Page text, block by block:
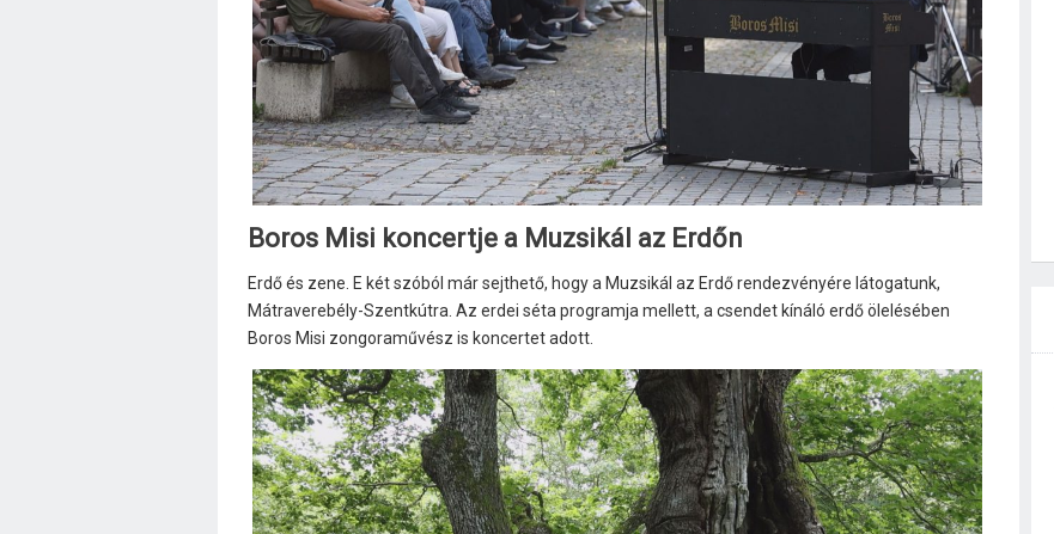
Boros Misi koncertje a Muzsikál az Erdőn
Erdő és zene. E két szóból már sejthető, hogy a Muzsikál az Erdő rendezvényére látogatunk,
Mátraverebély-Szentkútra. Az erdei séta programja mellett, a csendet kínáló erdő ölelésében
Boros Misi zongoraművész is koncertet adott.